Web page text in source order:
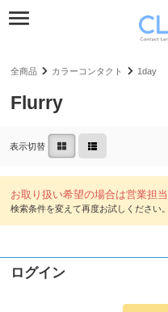
全商品 カラーコンタクト 1day
Flurry
表示切替
ログイン